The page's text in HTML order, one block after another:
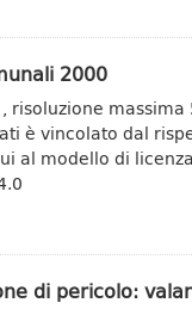
2000
risoluzione massima
è vincolato dal
al modello di
di pericolo: